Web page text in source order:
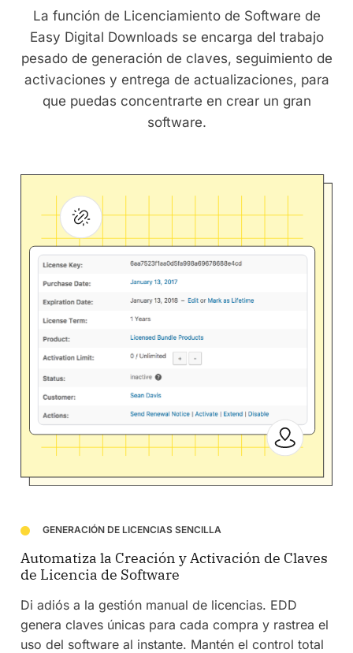
La función de Licenciamiento de Software de
Easy Digital Downloads se encarga del trabajo
pesado de generación de claves, seguimiento de
activaciones y entrega de actualizaciones, para
que puedas concentrarte en crear un gran
software.
GENERACIÓN DE LICENCIAS SENCILLA
Automatiza la Creación y Activación de Claves
de Licencia de Software
Di adiós a la gestión manual de licencias. EDD
genera claves únicas para cada compra y rastrea el
uso del software al instante. Mantén el control total